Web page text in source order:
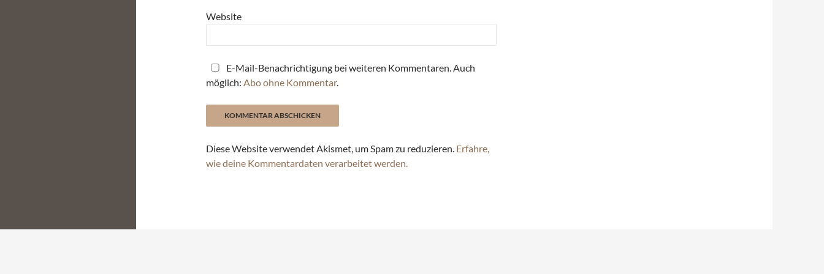
Website
E-Mail-Benachrichtigung bei weiteren Kommentaren. Auch
möglich: Abo ohne Kommentar.
Diese Website verwendet Akismet, um Spam zu reduzieren. Erfahre,
wie deine Kommentardaten verarbeitet werden.